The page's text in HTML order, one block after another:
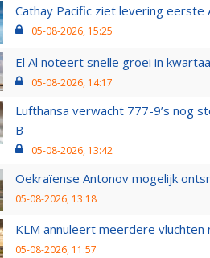
Cathay Pacific ziet levering eerste
05-08-2026, 15:25
El Al noteert snelle groei in
05-08-2026, 14:17
Lufthansa verwacht 777-9’s nog
B
05-08-2026, 13:42
Oekraïense Antonov mogelijk
05-08-2026, 13:18
KLM annuleert meerdere vluchten
05-08-2026, 11:57